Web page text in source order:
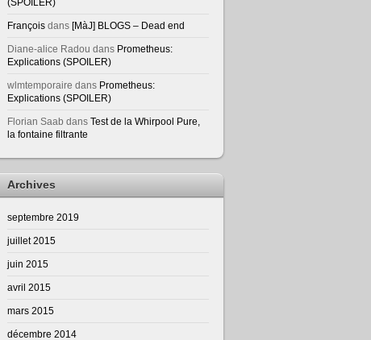
François dans [MàJ] BLOGS – Dead end
Diane-alice Radou dans Prometheus:
Explications (SPOILER)
wlmtemporaire dans Prometheus:
Explications (SPOILER)
Florian Saab dans Test de la Whirpool Pure,
la fontaine filtrante
Archives
septembre 2019
juillet 2015
juin 2015
avril 2015
mars 2015
décembre 2014